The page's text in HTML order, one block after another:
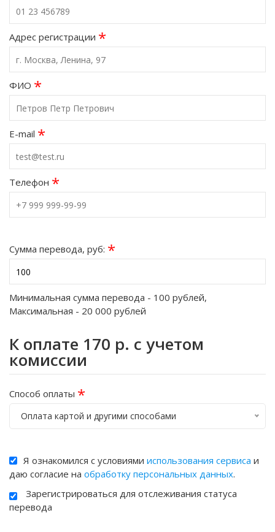
Адрес регистрации *
ФИО *
E-mail *
Телефон *
Сумма перевода, руб: *
Минимальная сумма перевода - 100 рублей,
Максимальная - 20 000 рублей
К оплате 170 р. с учетом
комиссии
Способ оплаты *
Оплата картой и другими способами
Я ознакомился с условиями использования сервиса и
даю согласие на обработку персональных данных.
Зарегистрироваться для отслеживания статуса
перевода